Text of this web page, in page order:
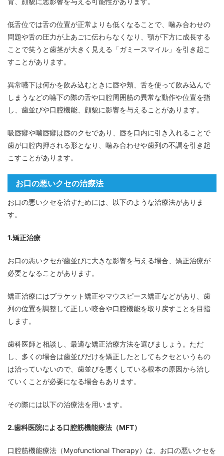
低舌位では舌の位置が正常よりも低くなることで、噛み合わせの
問題や舌の圧力が上あごに伝わらなくなり、顎が下方に成長する
ことで笑うと歯茎が大きく見える「ガミースマイル」を引き起こ
すことがあります。
異常嚥下は何かを飲み込むときに唇や頬、舌を使って飲み込んで
しまうなどの嚥下の際の舌や口腔周囲筋の異常な動作や位置を指
し、歯並びや口腔機能、顔貌に影響を与えることがあります。
吸唇癖や噛唇癖は唇のクセであり、唇を口内に引き入れることで
歯が口腔内押される形となり、噛み合わせや歯列の不調を引き起
こすことがあります。
お口の悪いクセの治療法
お口の悪いクセを治すためには、以下のような治療法がありま
す。
1.矯正治療
お口の悪いクセが歯並びに大きな影響を与える場合、矯正治療が
必要となることがあります。
矯正治療にはブラケット矯正やマウスピース矯正などがあり、歯
列の位置を調整して正しい咬合や口腔機能を取り戻すことを目指
します。
歯科医師と相談し、最適な矯正治療方法を選びましょう。ただ
し、多くの場合は歯並びだけを矯正したとしてもクセというもの
は治っていないので、歯並びを悪くしている根本の原因から治し
ていくことが必要になる場合もあります。
その際には以下の治療法を用います。
2.歯科医院による口腔筋機能療法（MFT）
口腔筋機能療法（Myofunctional Therapy）は、お口の悪いクセを